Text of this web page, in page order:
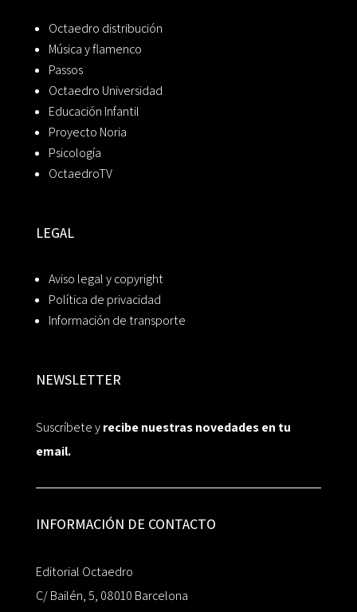
Octaedro distribución
Música y flamenco
Passos
Octaedro Universidad
Educación Infantil
Proyecto Noria
Psicología
OctaedroTV
LEGAL
Aviso legal y copyright
Política de privacidad
Información de transporte
NEWSLETTER
Suscríbete yrecibe nuestras novedades en tu
email.
INFORMACIÓN DE CONTACTO
Editorial Octaedro
C/ Bailén, 5, 08010 Barcelona